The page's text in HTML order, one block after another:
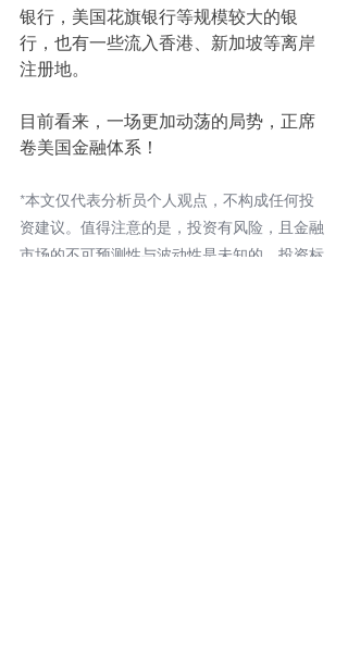
银行，美国花旗银行等规模较大的银
行，也有一些流入香港、新加坡等离岸
注册地。
目前看来，一场更加动荡的局势，正席
卷美国金融体系！
*本文仅代表分析员个人观点，不构成任何投
资建议。值得注意的是，投资有风险，且金融
市场的不可预测性与波动性是未知的。投资标